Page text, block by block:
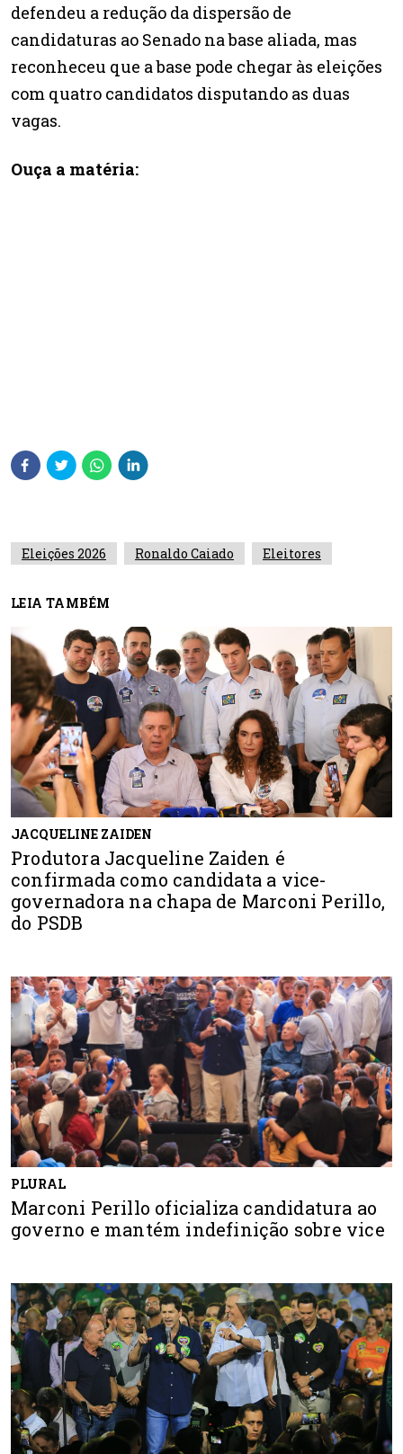
defendeu a redução da dispersão de
candidaturas ao Senado na base aliada, mas
reconheceu que a base pode chegar às eleições
com quatro candidatos disputando as duas
vagas.
Ouça a matéria:
Eleições 2026 Ronaldo Caiado Eleitores
LEIA TAMBÉM
JACQUELINE ZAIDEN
Produtora Jacqueline Zaiden é
confirmada como candidata a vice-
governadora na chapa de Marconi Perillo,
do PSDB
PLURAL
Marconi Perillo oficializa candidatura ao
governo e mantém indefinição sobre vice